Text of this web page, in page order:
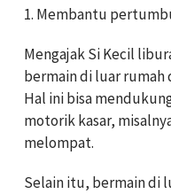
1. Membantu
Mengajak Si Kecil
bermain di luar rumah
Hal ini bisa
motorik kasar,
melompat.
Selain itu, bermain di